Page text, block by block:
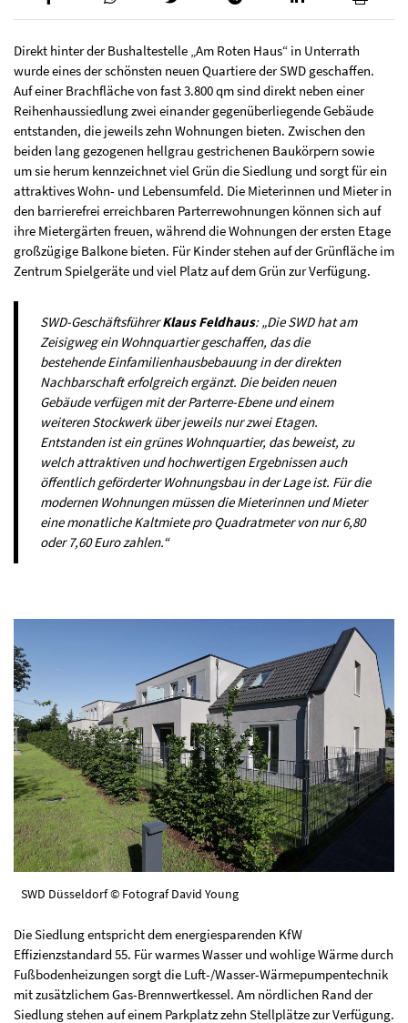
Direkt hinter der Bushaltestelle „Am Roten Haus“ in Unterrath
wurde eines der schönsten neuen Quartiere der SWD geschaffen.
Auf einer Brachfläche von fast 3.800 qm sind direkt neben einer
Reihenhaussiedlung zwei einander gegenüberliegende Gebäude
entstanden, die jeweils zehn Wohnungen bieten. Zwischen den
beiden lang gezogenen hellgrau gestrichenen Baukörpern sowie
um sie herum kennzeichnet viel Grün die Siedlung und sorgt für ein
attraktives Wohn- und Lebensumfeld. Die Mieterinnen und Mieter in
den barrierefrei erreichbaren Parterrewohnungen können sich auf
ihre Mietergärten freuen, während die Wohnungen der ersten Etage
großzügige Balkone bieten. Für Kinder stehen auf der Grünfläche im
Zentrum Spielgeräte und viel Platz auf dem Grün zur Verfügung.
SWD-GeschäftsführerKlaus Feldhaus: „Die SWD hat am
Zeisigweg ein Wohnquartier geschaffen, das die
bestehende Einfamilienhausbebauung in der direkten
Nachbarschaft erfolgreich ergänzt. Die beiden neuen
Gebäude verfügen mit der Parterre-Ebene und einem
weiteren Stockwerk über jeweils nur zwei Etagen.
Entstanden ist ein grünes Wohnquartier, das beweist, zu
welch attraktiven und hochwertigen Ergebnissen auch
öffentlich geförderter Wohnungsbau in der Lage ist. Für die
modernen Wohnungen müssen die Mieterinnen und Mieter
eine monatliche Kaltmiete pro Quadratmeter von nur 6,80
oder 7,60 Euro zahlen.“
SWD Düsseldorf © Fotograf David Young
Die Siedlung entspricht dem energiesparenden KfW
Effizienzstandard 55. Für warmes Wasser und wohlige Wärme durch
Fußbodenheizungen sorgt die Luft-/Wasser-Wärmepumpentechnik
mit zusätzlichem Gas-Brennwertkessel. Am nördlichen Rand der
Siedlung stehen auf einem Parkplatz zehn Stellplätze zur Verfügung.